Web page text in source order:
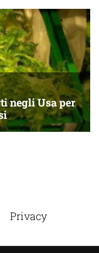
Privacy